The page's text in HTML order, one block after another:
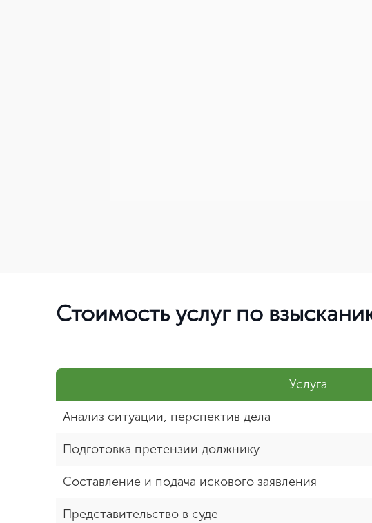
Стоимость услуг по
Услуга
Анализ ситуации, перспектив дела
Подготовка претензии должнику
Составление и подача искового заявления
Представительство в суде